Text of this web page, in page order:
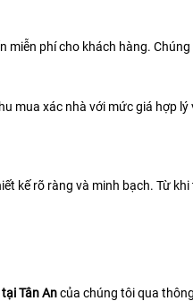
miễn phí cho khách hàng.
mua xác nhà với mức giá hợp
kế rõ ràng và minh bạch. Từ
Tân Ancủa chúng tôi qua